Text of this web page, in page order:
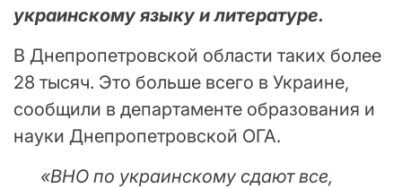
украинскому языку и литературе.
В Днепропетровской области таких более
28 тысяч. Это больше всего в Украине,
сообщили в департаменте образования и
науки Днепропетровской ОГА.
«ВНО по украинскому сдают все,